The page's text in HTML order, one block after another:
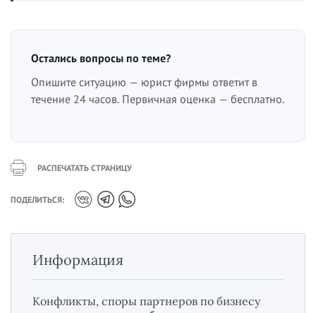
Остались вопросы по теме?
Опишите ситуацию — юрист фирмы ответит в
течение 24 часов. Первичная оценка — бесплатно.
РАСПЕЧАТАТЬ СТРАНИЦУ
ПОДЕЛИТЬСЯ:
Информация
Конфликты, споры партнеров по бизнесу